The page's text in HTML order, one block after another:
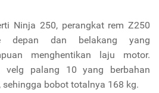
Ninja 250, perangkat rem Z250
depan dan belakang yang
menghentikan laju motor.
velg palang 10 yang berbahan
bobot totalnya 168 kg.